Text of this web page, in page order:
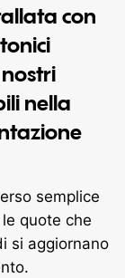
con
nella
semplice
quote che
si aggiornano